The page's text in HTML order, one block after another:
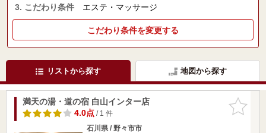
3. こだわり条件 エステ・マッサージ
こだわり条件を変更する
リストから探す 地図から探す
お気に入
りに追加
満天の湯・道の宿 白山インター店
4.0点/ 1 件
石川県 / 野々市市